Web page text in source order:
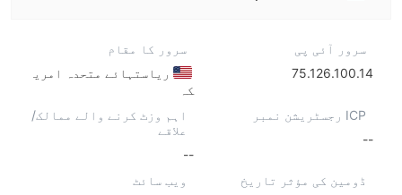
سرور آئی پی
75.126.100.14
سرور کا مقام
ریاستہائے متحدہ امری
کہ
ICP رجسٹریشن نمبر
--
اہم وزٹ کرنے والے ممالک/
علاقے
--
ڈومین کی مؤثر تاریخ
ویب سائٹ